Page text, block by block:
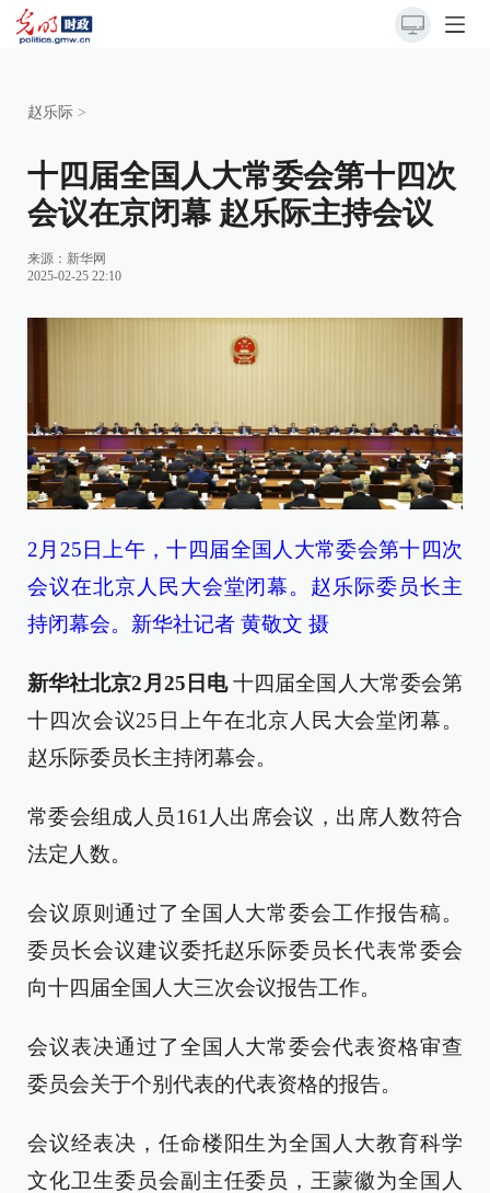
赵乐际 >
十四届全国人大常委会第十四次
会议在京闭幕 赵乐际主持会议
来源： 新华网
2025-02-25 22:10
2月25日上午，十四届全国人大常委会第十四次
会议在北京人民大会堂闭幕。赵乐际委员长主
持闭幕会。新华社记者 黄敬文 摄
新华社北京2月25日电十四届全国人大常委会第
十四次会议25日上午在北京人民大会堂闭幕。
赵乐际委员长主持闭幕会。
常委会组成人员161人出席会议，出席人数符合
法定人数。
会议原则通过了全国人大常委会工作报告稿。
委员长会议建议委托赵乐际委员长代表常委会
向十四届全国人大三次会议报告工作。
会议表决通过了全国人大常委会代表资格审查
委员会关于个别代表的代表资格的报告。
会议经表决，任命楼阳生为全国人大教育科学
文化卫生委员会副主任委员，王蒙徽为全国人